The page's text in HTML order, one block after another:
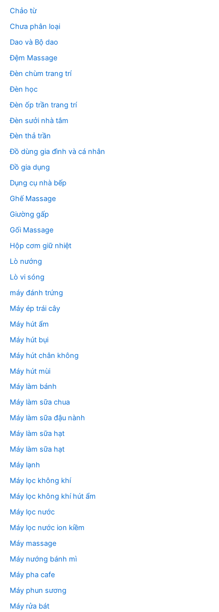
Chảo từ
Chưa phân loại
Dao và Bộ dao
Đệm Massage
Đèn chùm trang trí
Đèn học
Đèn ốp trần trang trí
Đèn sưởi nhà tắm
Đèn thả trần
Đồ dùng gia đình và cá nhân
Đồ gia dụng
Dụng cụ nhà bếp
Ghế Massage
Giường gấp
Gối Massage
Hộp cơm giữ nhiệt
Lò nướng
Lò vi sóng
máy đánh trứng
Máy ép trái cây
Máy hút ẩm
Máy hút bụi
Máy hút chân không
Máy hút mùi
Máy làm bánh
Máy làm sữa chua
Máy làm sữa đậu nành
Máy làm sữa hạt
Máy làm sữa hạt
Máy lạnh
Máy lọc không khí
Máy lọc không khí hút ẩm
Máy lọc nước
Máy lọc nước ion kiềm
Máy massage
Máy nướng bánh mì
Máy pha cafe
Máy phun sương
Máy rửa bát